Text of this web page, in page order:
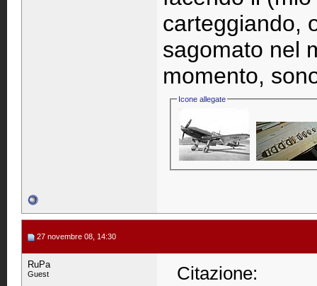
carteggiando,
sagomato nel
momento,
Icone allegate
27 novembre 08, 14:30
RuPa
Guest
Citazione: